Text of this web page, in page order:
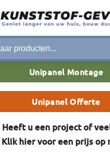
Unipanel Montage
Unipanel Offerte
Heeft u een project of
Klik hier voor een prijs op